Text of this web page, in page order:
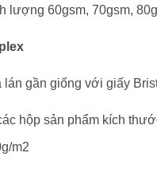
lượng 60gsm, 70gsm,
lán gần giống với giấy
hộp sản phẩm kích
m2